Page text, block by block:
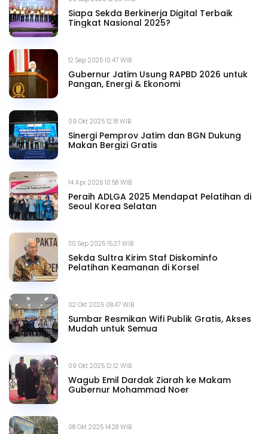
Siapa Sekda Berkinerja Digital Terbaik
Tingkat Nasional 2025?
12 Sep 2025 10.47 WIB
Gubernur Jatim Usung RAPBD 2026 untuk
Pangan, Energi & Ekonomi
09 Okt 2025 12.18 WIB
Sinergi Pemprov Jatim dan BGN Dukung
Makan Bergizi Gratis
14 Apr 2026 10.58 WIB
Peraih ADLGA 2025 Mendapat Pelatihan di
Seoul Korea Selatan
30 Sep 2025 15.27 WIB
Sekda Sultra Kirim Staf Diskominfo
Pelatihan Keamanan di Korsel
02 Okt 2025 08.47 WIB
Sumbar Resmikan Wifi Publik Gratis, Akses
Mudah untuk Semua
09 Okt 2025 12.12 WIB
Wagub Emil Dardak Ziarah ke Makam
Gubernur Mohammad Noer
08 Okt 2025 14.28 WIB